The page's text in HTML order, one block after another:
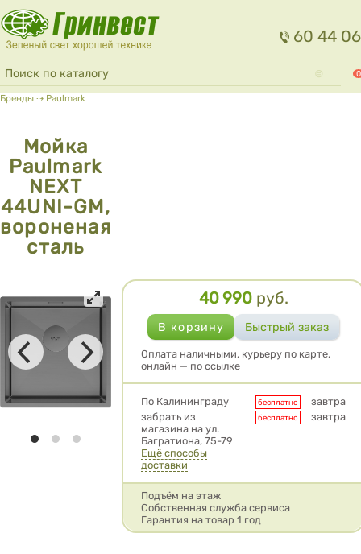
Перейти к основному содержанию
60 44 06
Форма поиска
Поиск 0
Вы здесь
Бренды ⇢ Paulmark
Мойка
Paulmark
NEXT
44UNI-GM,
вороненая
сталь
Цена
40 990 руб.
Оплата наличными, курьеру по карте,
онлайн — по ссылке
Условия доставки
По Калининграду бесплатно
завтра
забрать из
магазина на ул.
Багратиона, 75-79
бесплатно завтра
Ещё способы
доставки
Подъём на этаж
Собственная служба сервиса
Гарантия на товар 1 год